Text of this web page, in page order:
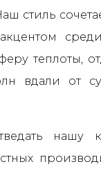
стиль
теплоты,
вдали от
нашу